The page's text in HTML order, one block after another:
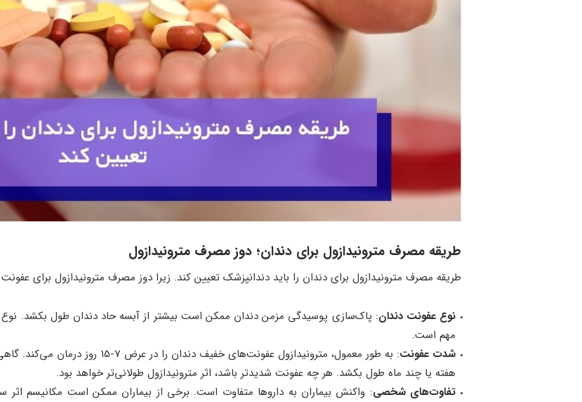
طریقه مصرف مترونیدازول برای دندان؛ دوز مصرف مترونیدازول
طریقه مصرف مترونیدازول برای دندان را باید دندانپزشک تعیین کند. زیرا دوز مصرف مترونیدازول برای
نوع عفونت دندان: پاک‌سازی پوسیدگی مزمن دندان ممکن است بیشتر از آبسه حاد دندان طول بکشد. نوع
مهم است.
شدت عفونت
: به طور معمول، مترونیدازول
هفته یا چند ماه طول بکشد. هر چه عفونت شدیدتر باشد، اثر مترونیدازول طولانی‌تر خواهد بود.
تفاوت‌های شخصی: واکنش بیماران به داروها متفاوت است. برخی از بیماران ممکن است مکانیسم اثر